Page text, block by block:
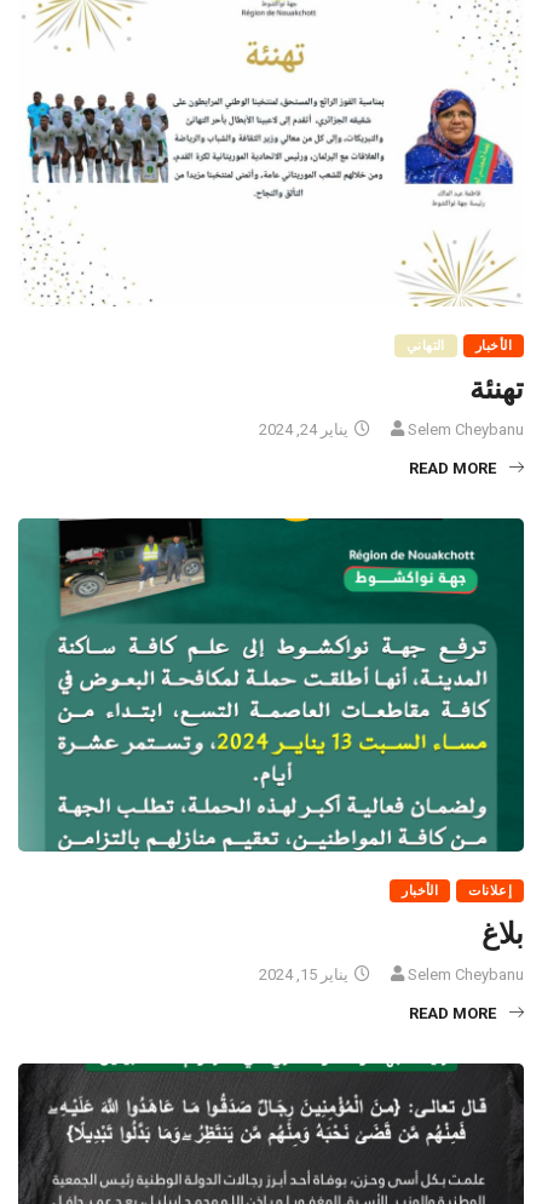
الأخبار التهاني
تهنئة
Selem Cheybanu يناير 24, 2024
READ MORE
إعلانات الأخبار
بلاغ
Selem Cheybanu يناير 15, 2024
READ MORE